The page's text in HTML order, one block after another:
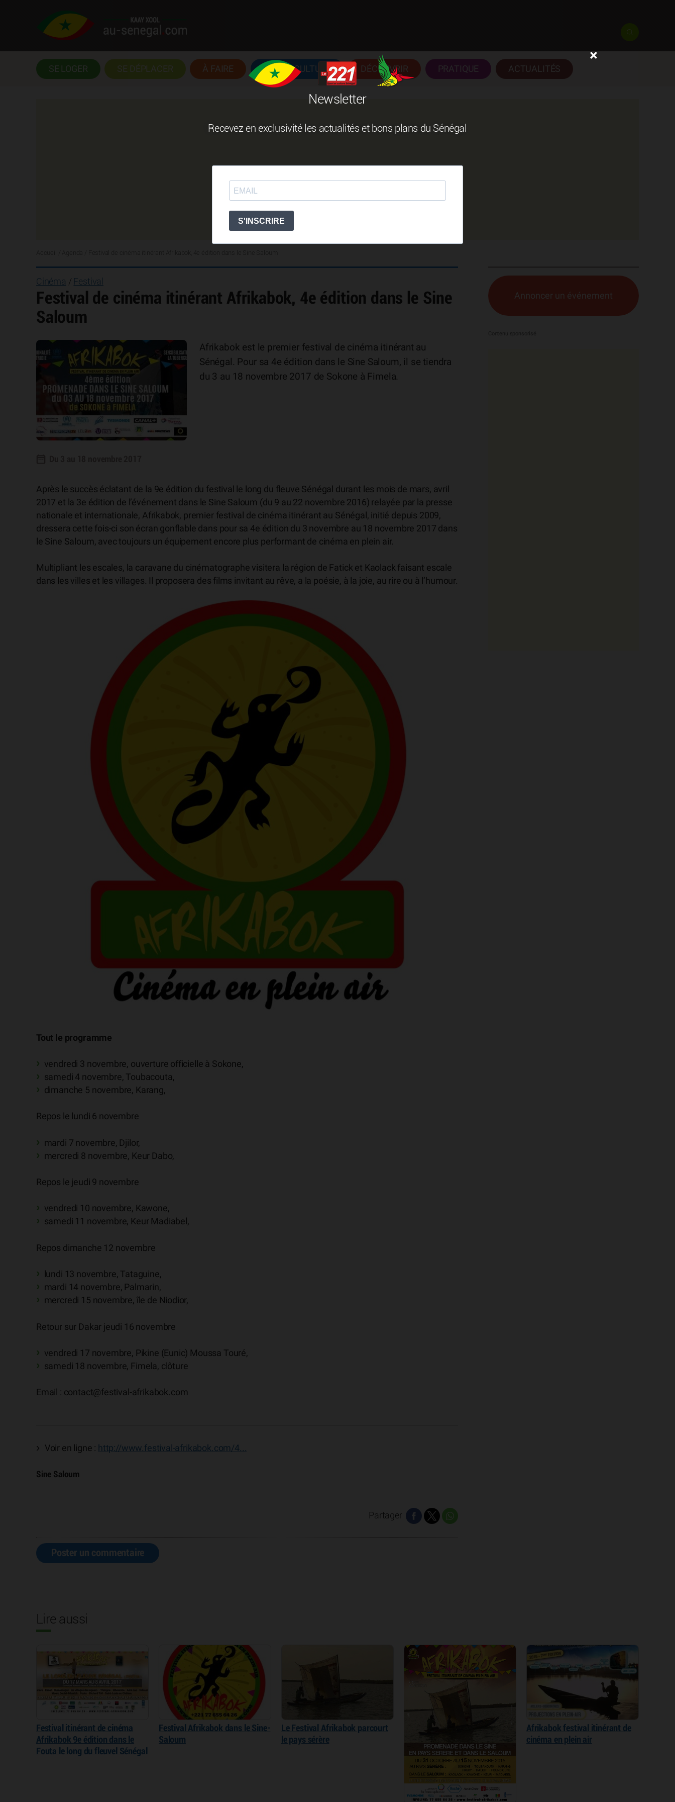
SE LOGER SE DÉPLACER À FAIRE ART ET CULTURE DÉCOUVRIR PRATIQUE ACTUALITÉS
Cinéma / Festival
Festival de cinéma itinérant Afrikabok, 4e édition dans le Sine
Saloum
Afrikabok est le premier festival de cinéma itinérant au
Sénégal. Pour sa 4e édition dans le Sine Saloum, il se tiendra
du 3 au 18 novembre 2017 de Sokone à Fimela.
Après le succès éclatant de la 9e édition du festival le long du fleuve Sénégal durant les mois de mars, avril
2017 et la 3e édition de l’événement dans le Sine Saloum (du 9 au 22 novembre 2016) relayée par la presse
nationale et internationale, Afrikabok, premier festival de cinéma itinérant au Sénégal, initié depuis 2009,
dressera cette fois-ci son écran gonflable dans pour sa 4e édition du 3 novembre au 18 novembre 2017 dans
le Sine Saloum, avec toujours un équipement encore plus performant de cinéma en plein air.
Multipliant les escales, la caravane du cinématographe visitera la région de Fatick et Kaolack faisant escale
dans les villes et les villages. Il proposera des films invitant au rêve, a la poésie, à la joie, au rire ou à l’humour.
Tout le programme
vendredi 3 novembre, ouverture officielle à Sokone,
samedi 4 novembre, Toubacouta,
dimanche 5 novembre, Karang,
Repos le lundi 6 novembre
mardi 7 novembre, Djilor,
mercredi 8 novembre, Keur Dabo,
Repos le jeudi 9 novembre
vendredi 10 novembre, Kawone,
samedi 11 novembre, Keur Madiabel,
Repos dimanche 12 novembre
lundi 13 novembre, Tataguine,
mardi 14 novembre, Palmarin,
mercredi 15 novembre, île de Niodior,
Retour sur Dakar jeudi 16 novembre
vendredi 17 novembre, Pikine (Eunic) Moussa Touré,
samedi 18 novembre, Fimela, clôture
Email : contact@festival-afrikabok.com
Voir en ligne : http://www.festival-afrikabok.com/4...
Sine Saloum
Partager
Poster un commentaire
Annoncer un événement
Lire aussi
Festival itinérant de cinéma
Afrikabok 9e édition dans le
Fouta le long du fleuvel Sénégal
Festival Afrikabok dans le Sine-
Saloum
Le Festival Afrikabok parcourt
le pays sérère
Afrikabok festival itinérant de
cinéma en plein air
×
Newsletter
Recevez en exclusivité les actualités et bons plans du Sénégal